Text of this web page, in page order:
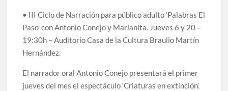
• III Ciclo de Narración para público adulto ‘Palabras El
Paso’ con Antonio Conejo y Marianita. Jueves 6 y 20 –
19:30h – Auditorio Casa de la Cultura Braulio Martín
Hernández.
El narrador oral Antonio Conejo presentará el primer
jueves del mes el espectáculo ‘Criaturas en extinción’.